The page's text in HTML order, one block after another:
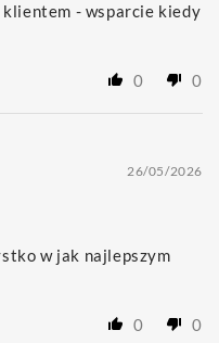
- wsparcie kiedy
0 0
26/05/2026
w jak najlepszym
0 0